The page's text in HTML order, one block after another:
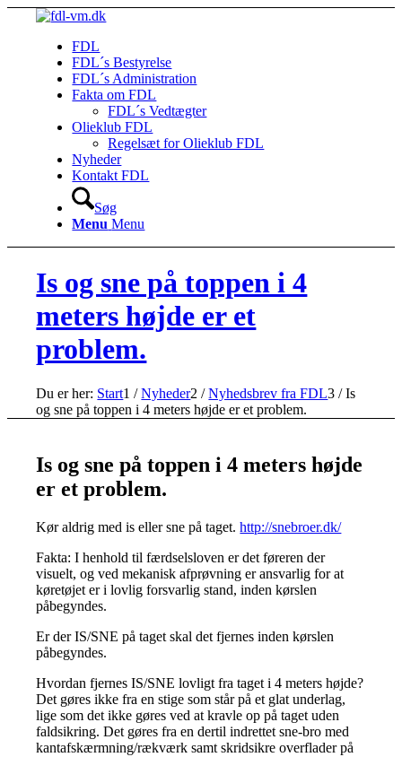
FDL
FDL´s Bestyrelse
FDL´s Administration
Fakta om FDL
FDL´s Vedtægter
Olieklub FDL
Regelsæt for Olieklub FDL
Nyheder
Kontakt FDL
Søg
Menu Menu
Is og sne på toppen i 4
meters højde er et
problem.
Du er her: Start1 / Nyheder2 / Nyhedsbrev fra FDL3 / Is
og sne på toppen i 4 meters højde er et problem.
Is og sne på toppen i 4 meters højde
er et problem.
Kør aldrig med is eller sne på taget.http://snebroer.dk/
Fakta: I henhold til færdselsloven er det føreren der
visuelt, og ved mekanisk afprøvning er ansvarlig for at
køretøjet er i lovlig forsvarlig stand, inden kørslen
påbegyndes.
Er der IS/SNE på taget skal det fjernes inden kørslen
påbegyndes.
Hvordan fjernes IS/SNE lovligt fra taget i 4 meters højde?
Det gøres ikke fra en stige som står på et glat underlag,
lige som det ikke gøres ved at kravle op på taget uden
faldsikring. Det gøres fra en dertil indrettet sne-bro med
kantafskærmning/rækværk samt skridsikre overflader på